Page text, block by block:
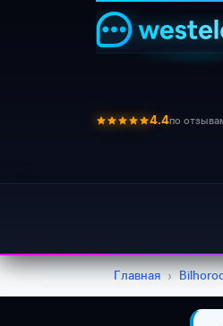
4.4по
Главная ›